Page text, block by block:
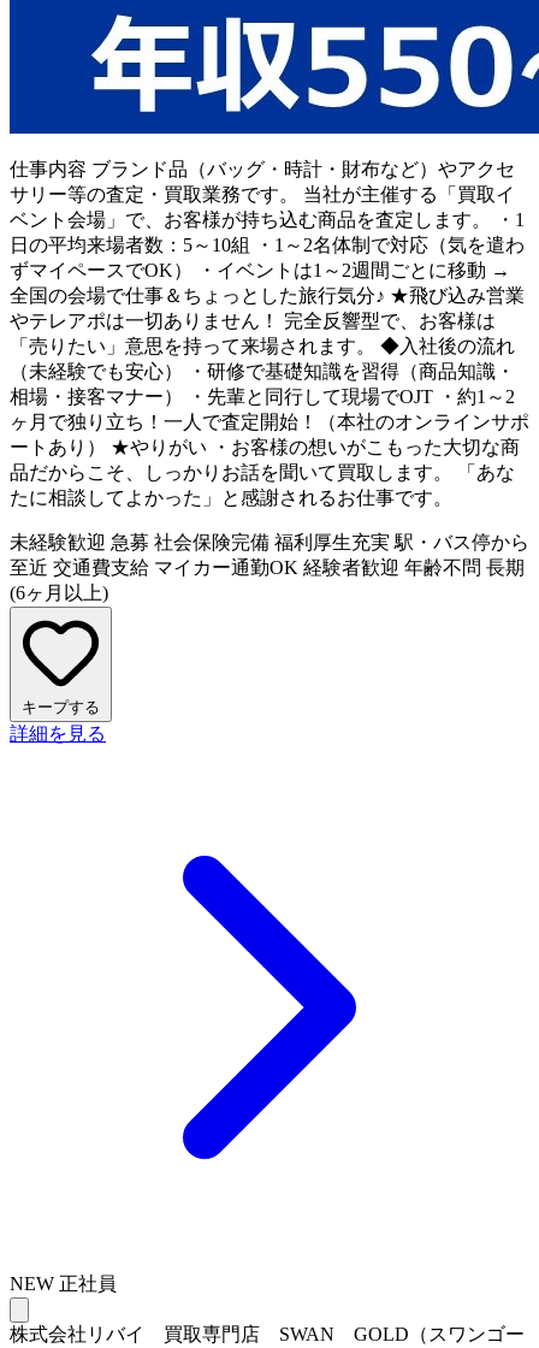
仕事内容 ブランド品（バッグ・時計・財布など）やアクセ
サリー等の査定・買取業務です。 当社が主催する「買取イ
ベント会場」で、お客様が持ち込む商品を査定します。 ・1
日の平均来場者数：5～10組 ・1～2名体制で対応（気を遣わ
ずマイペースでOK） ・イベントは1～2週間ごとに移動 →
全国の会場で仕事＆ちょっとした旅行気分♪ ★飛び込み営業
やテレアポは一切ありません！ 完全反響型で、お客様は
「売りたい」意思を持って来場されます。 ◆入社後の流れ
（未経験でも安心） ・研修で基礎知識を習得（商品知識・
相場・接客マナー） ・先輩と同行して現場でOJT ・約1～2
ヶ月で独り立ち！一人で査定開始！（本社のオンラインサポ
ートあり） ★やりがい ・お客様の想いがこもった大切な商
品だからこそ、しっかりお話を聞いて買取します。 「あな
たに相談してよかった」と感謝されるお仕事です。
未経験歓迎 急募 社会保険完備 福利厚生充実 駅・バス停から
至近 交通費支給 マイカー通勤OK 経験者歓迎 年齢不問 長期
(6ヶ月以上)
キープする
詳細を見る
NEW 正社員
株式会社リバイ 買取専門店 SWAN GOLD（スワンゴー